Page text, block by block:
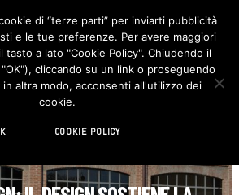
F
c
e
b
o
I
n
s
t
di “terze parti” per inviarti pubblicità
e le tue preferenze. Per avere maggiori
tasto a lato "Cookie Policy". Chiudendo il
cliccando su un link o proseguendo
in altra modo, acconsenti all'utilizzo dei
cookie.
COOKIE POLICY